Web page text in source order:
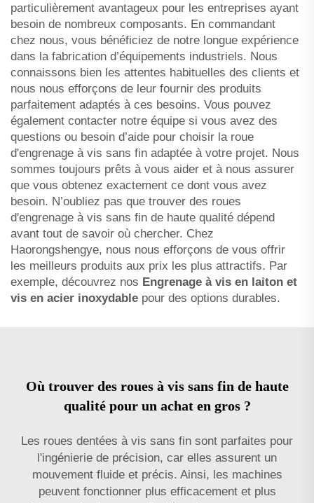
particulièrement avantageux pour les entreprises ayant
besoin de nombreux composants. En commandant
chez nous, vous bénéficiez de notre longue expérience
dans la fabrication d’équipements industriels. Nous
connaissons bien les attentes habituelles des clients et
nous nous efforçons de leur fournir des produits
parfaitement adaptés à ces besoins. Vous pouvez
également contacter notre équipe si vous avez des
questions ou besoin d’aide pour choisir la roue
d'engrenage à vis sans fin adaptée à votre projet. Nous
sommes toujours prêts à vous aider et à nous assurer
que vous obtenez exactement ce dont vous avez
besoin. N’oubliez pas que trouver des roues
d'engrenage à vis sans fin de haute qualité dépend
avant tout de savoir où chercher. Chez
Haorongshengye, nous nous efforçons de vous offrir
les meilleurs produits aux prix les plus attractifs. Par
exemple, découvrez nos Engrenage à vis en laiton et
vis en acier inoxydable pour des options durables.
Où trouver des roues à vis sans fin de haute
qualité pour un achat en gros ?
Les roues dentées à vis sans fin sont parfaites pour
l'ingénierie de précision, car elles assurent un
mouvement fluide et précis. Ainsi, les machines
peuvent fonctionner plus efficacement et plus